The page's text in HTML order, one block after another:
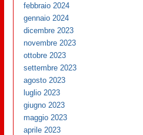
febbraio 2024
gennaio 2024
dicembre 2023
novembre 2023
ottobre 2023
settembre 2023
agosto 2023
luglio 2023
giugno 2023
maggio 2023
aprile 2023